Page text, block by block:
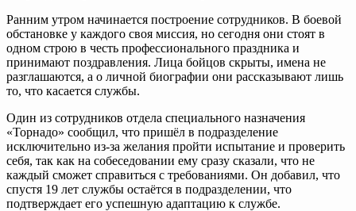
Ранним утром начинается построение сотрудников. В боевой
обстановке у каждого своя миссия, но сегодня они стоят в
одном строю в честь профессионального праздника и
принимают поздравления. Лица бойцов скрыты, имена не
разглашаются, а о личной биографии они рассказывают лишь
то, что касается службы.
Один из сотрудников отдела специального назначения
«Торнадо» сообщил, что пришёл в подразделение
исключительно из-за желания пройти испытание и проверить
себя, так как на собеседовании ему сразу сказали, что не
каждый сможет справиться с требованиями. Он добавил, что
спустя 19 лет службы остаётся в подразделении, что
подтверждает его успешную адаптацию к службе.